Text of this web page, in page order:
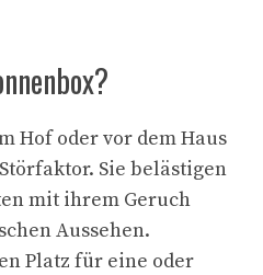
Hof oder vor dem Haus
Sie belästigen
mit ihrem Geruch
Aussehen.
Platz für eine oder